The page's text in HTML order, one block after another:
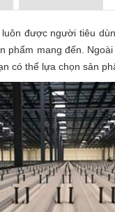
được người tiêu
phẩm mang đến.
có thể lựa chọn sản